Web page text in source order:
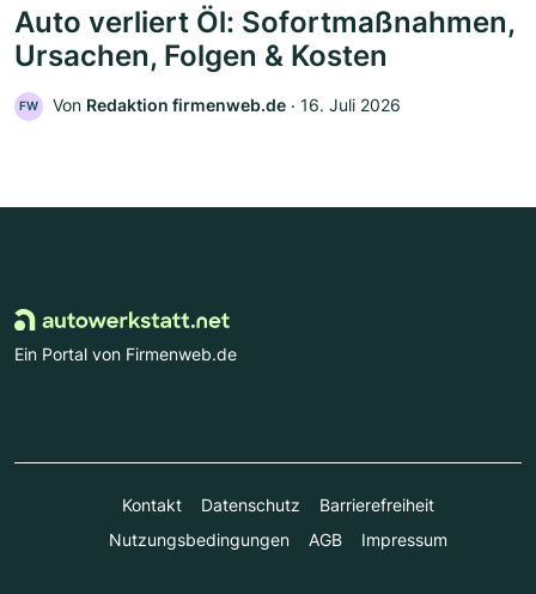
Auto verliert Öl: Sofortmaßnahmen,
Ursachen, Folgen & Kosten
FW Von Redaktion firmenweb.de ‧ 16. Juli 2026
Ein Portal von Firmenweb.de
Kontakt Datenschutz
Barrierefreiheit
Nutzungsbedingungen
AGB Impressum